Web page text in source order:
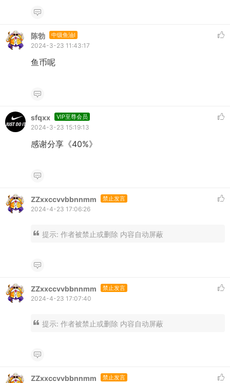
陈勃 中级鱼油I
2024-3-23 11:43:17
鱼币呢
sfqxx VIP至尊会员
2024-3-23 15:19:13
感谢分享《40%》
ZZxxccvvbbnnmm 禁止发言
2024-4-23 17:06:26
提示: 作者被禁止或删除 内容自动屏蔽
ZZxxccvvbbnnmm 禁止发言
2024-4-23 17:07:40
提示: 作者被禁止或删除 内容自动屏蔽
ZZxxccvvbbnnmm 禁止发言